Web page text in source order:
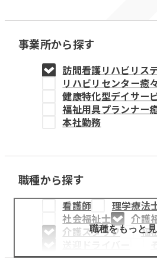
福祉用具プランナー
教育事業
姫路中央こども園
姫路中央保育園
採用情報
医療・介護事業
募集職種
事業所から探す
訪問看護リハビリス
リハビリセンター癒々
健康特化型デイサー
福祉用具プランナー
本社勤務
職種から探す
看護師 理学療法
社会福祉士
介護
介護スタッフ
福
職種をもっと